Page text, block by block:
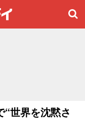
世界を沈黙さ